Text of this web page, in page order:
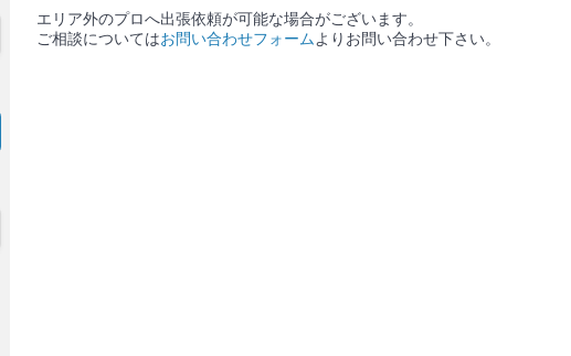
エリア外のプロへ出張依頼が可能な場合がございます。
ご相談についてはお問い合わせフォームよりお問い合わせ下さい。